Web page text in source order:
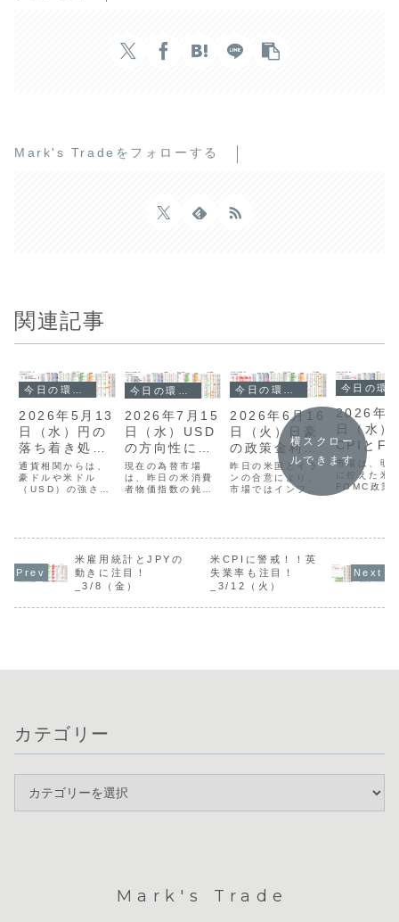
Mark's Tradeをフォローする
関連記事
2026年5月13
日（水）円の
落ち着き処を
探る展開？
通貨相関からは、
豪ドルや米ドル
（USD）の強さが
り利下げ期待が後
退したことや、豪
ドルが強さを継続
していることが背
2026年7月15
日（水）USD
の方向性に警
戒！
現在の為替市場
は、昨日の米消費
者物価指数の鈍化
レ抑制発言による
向感を掴みにくい
状況が続いていま
す。全体的にボラ
ティリティが低
く、メジャー通貨
2026年6月16
日（火）日豪
の政策金利に
注目！
昨日の米国とイラ
ンの合意により、
市場ではインフレ
策発表が相場の大
きな鍵となりま
す。現在、豪ドル
は強い動きを見せ
2026年
日（水）
CPIと
に警戒！
市場は、明
に控えた米
FOMC政策
市場ではサ
ズ利上げへ
横スクロー
ルできます
米雇用統計とJPYの
動きに注目！
_3/8（金）
米CPIに警戒！！英
失業率も注目！
_3/12（火）
カテゴリー
Mark's Trade